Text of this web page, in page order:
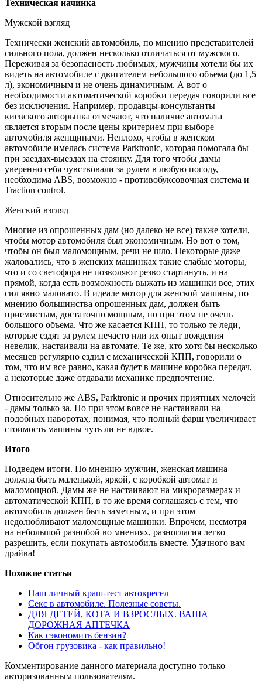
Техническая начинка
Мужской взгляд
Технически женский автомобиль, по мнению представителей
сильного пола, должен несколько отличаться от мужского.
Переживая за безопасность любимых, мужчины хотели бы их
видеть на автомобиле с двигателем небольшого объема (до 1,5
л), экономичным и не очень динамичным. А вот о
необходимости автоматической коробки передач говорили все
без исключения. Например, продавцы-консультанты
киевского авторынка отмечают, что наличие автомата
является вторым после цены критерием при выборе
автомобиля женщинами. Неплохо, чтобы в женском
автомобиле имелась система Parktrоnic, которая помогала бы
при заездах-выездах на стоянку. Для того чтобы дамы
уверенно себя чувствовали за рулем в любую погоду,
необходима ABS, возможно - противобуксовочная система и
Traction control.
Женский взгляд
Многие из опрошенных дам (но далеко не все) также хотели,
чтобы мотор автомобиля был экономичным. Но вот о том,
чтобы он был маломощным, речи не шло. Некоторые даже
жаловались, что в женских машинках такие слабые моторы,
что и со светофора не позволяют резво стартануть, и на
прямой, когда есть возможность выжать из машинки все, этих
сил явно маловато. В идеале мотор для женской машины, по
мнению большинства опрошенных дам, должен быть
приемистым, достаточно мощным, но при этом не очень
большого объема. Что же касается КПП, то только те леди,
которые ездят за рулем нечасто или их опыт вождения
невелик, настаивали на автомате. Те же, кто хотя бы несколько
месяцев регулярно ездил с механической КПП, говорили о
том, что им все равно, какая будет в машине коробка передач,
а некоторые даже отдавали механике предпочтение.
Относительно же ABS, Parktrоnic и прочих приятных мелочей
- дамы только за. Но при этом вовсе не настаивали на
подобных наворотах, понимая, что полный фарш увеличивает
стоимость машины чуть ли не вдвое.
Итого
Подведем итоги. По мнению мужчин, женская машина
должна быть маленькой, яркой, с коробкой автомат и
маломощной. Дамы же не настаивают на микроразмерах и
автоматической КПП, в то же время соглашаясь с тем, что
автомобиль должен быть заметным, и при этом
недолюбливают маломощные машинки. Впрочем, несмотря
на небольшой разнобой во мнениях, разногласия легко
разрешить, если покупать автомобиль вместе. Удачного вам
драйва!
Похожие статьи
Наш личный краш-тест автокресел
Секс в автомобиле. Полезные советы.
ДЛЯ ДЕТЕЙ, КОТА И ВЗРОСЛЫХ. ВАША
ДОРОЖНАЯ АПТЕЧКА
Как сэкономить бензин?
Обгон грузовика - как правильно!
Комментирование данного материала доступно только
авторизованным пользователям.